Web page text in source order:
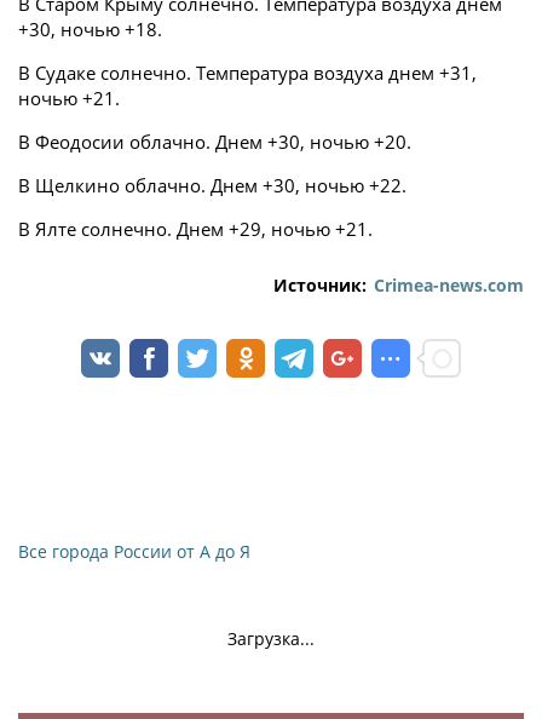
+30, ночью +18.
В Судаке солнечно. Температура воздуха днем +31,
ночью +21.
В Феодосии облачно. Днем +30, ночью +20.
В Щелкино облачно. Днем +30, ночью +22.
В Ялте солнечно. Днем +29, ночью +21.
Источник: Crimea-news.com
Все города России от А до Я
Загрузка...